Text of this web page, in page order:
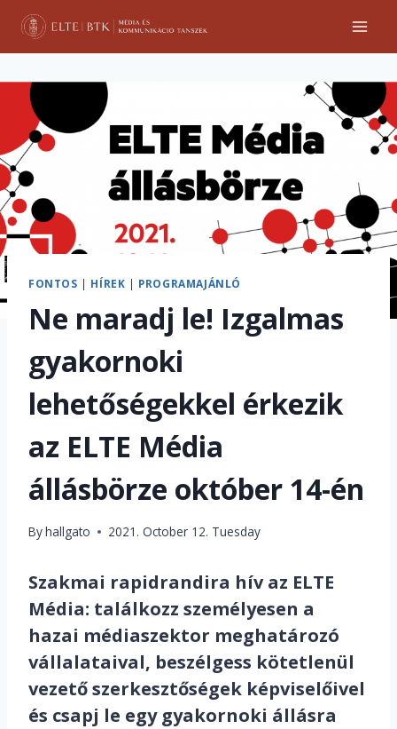
Skip
content
FONTOS | HÍREK | PROGRAMAJÁNLÓ
Ne maradj le! Izgalmas
gyakornoki
lehetőségekkel érkezik
az ELTE Média
állásbörze október 14-én
Byhallgato 2021. October 12. Tuesday
Szakmai rapidrandira hív az ELTE
Média: találkozz személyesen a
hazai médiaszektor meghatározó
vállalataival, beszélgess kötetlenül
vezető szerkesztőségek képviselőivel
és csapj le egy gyakornoki állásra